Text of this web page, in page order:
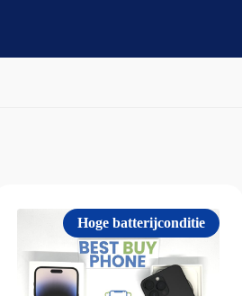
Hoge batterijconditie